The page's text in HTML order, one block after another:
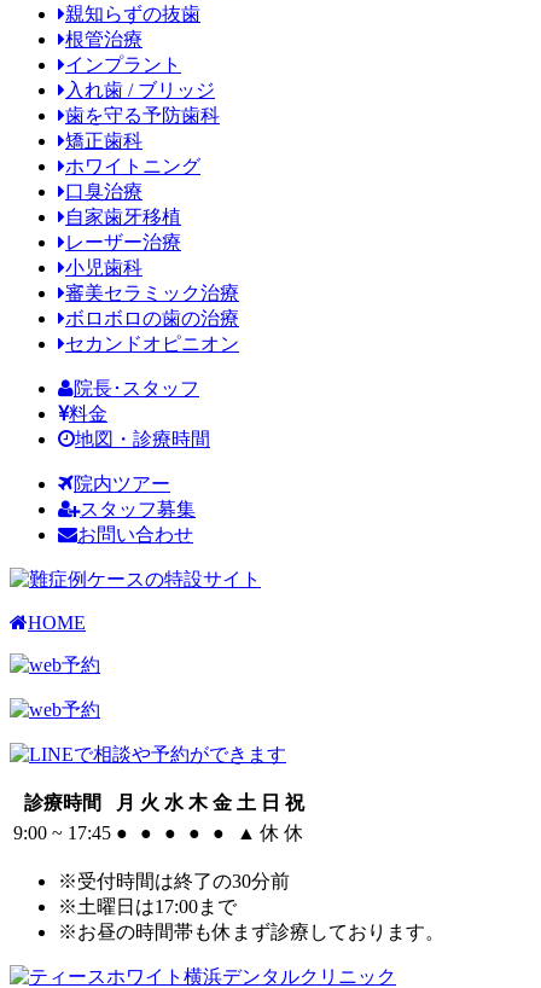
親知らずの抜歯
根管治療
インプラント
入れ歯 / ブリッジ
歯を守る予防歯科
矯正歯科
ホワイトニング
口臭治療
自家歯牙移植
レーザー治療
小児歯科
審美セラミック治療
ボロボロの歯の治療
セカンドオピニオン
院長･スタッフ
料金
地図・診療時間
院内ツアー
スタッフ募集
お問い合わせ
HOME
診療時間 月 火 水 木 金 土 日 祝
9:00 ~ 17:45 ● ● ● ● ● ▲ 休 休
※受付時間は終了の30分前
※土曜日は17:00まで
※お昼の時間帯も休まず診療しております。